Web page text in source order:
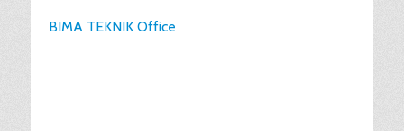
BIMA TEKNIK Office